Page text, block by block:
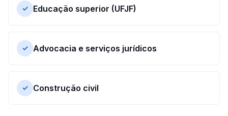
✓ Educação superior (UFJF)
✓ Advocacia e serviços jurídicos
✓ Construção civil